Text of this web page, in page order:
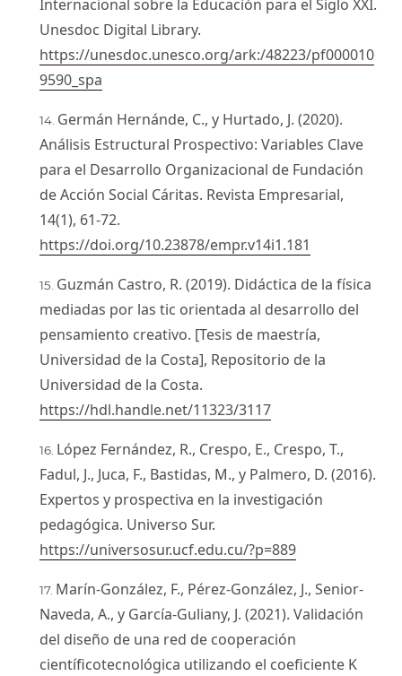
Internacional sobre la Educación para el Siglo XXI.
Unesdoc Digital Library.
https://unesdoc.unesco.org/ark:/48223/pf000010
9590_spa
Germán Hernánde, C., y Hurtado, J. (2020).
Análisis Estructural Prospectivo: Variables Clave
para el Desarrollo Organizacional de Fundación
de Acción Social Cáritas. Revista Empresarial,
14(1), 61-72.
https://doi.org/10.23878/empr.v14i1.181
Guzmán Castro, R. (2019). Didáctica de la física
mediadas por las tic orientada al desarrollo del
pensamiento creativo. [Tesis de maestría,
Universidad de la Costa], Repositorio de la
Universidad de la Costa.
https://hdl.handle.net/11323/3117
López Fernández, R., Crespo, E., Crespo, T.,
Fadul, J., Juca, F., Bastidas, M., y Palmero, D. (2016).
Expertos y prospectiva en la investigación
pedagógica. Universo Sur.
https://universosur.ucf.edu.cu/?p=889
Marín-González, F., Pérez-González, J., Senior-
Naveda, A., y García-Guliany, J. (2021). Validación
del diseño de una red de cooperación
científicotecnológica utilizando el coeficiente K